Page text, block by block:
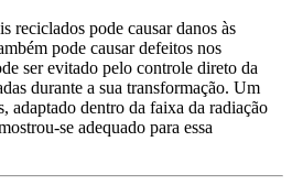
reciclados pode causar danos às
pode causar defeitos nos
ser evitado pelo controle direto da
durante a sua transformação. Um
adaptado dentro da faixa da radiação
se adequado para essa